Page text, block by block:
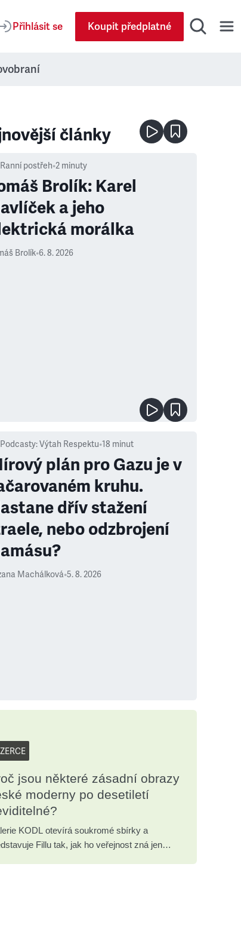
Přihlásit se Koupit předplatné
články
Ranní postřeh•2 minuty
Brolík: Karel
a jeho
morálka
Brolík•6. 8. 2026
Podcasty:Výtah Respektu•18 minut
plán pro Gazu je v
kruhu.
dřív stažení
nebo odzbrojení
Machálková•5. 8. 2026
jsou některé zásadní obrazy
moderny po desetiletí
KODL otevírá soukromé sbírky a
Fillu tak, jak ho veřejnost zná jen